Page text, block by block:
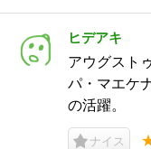
ヒデアキ
アウグスト
パ・マエケ
の活躍。
ナイス